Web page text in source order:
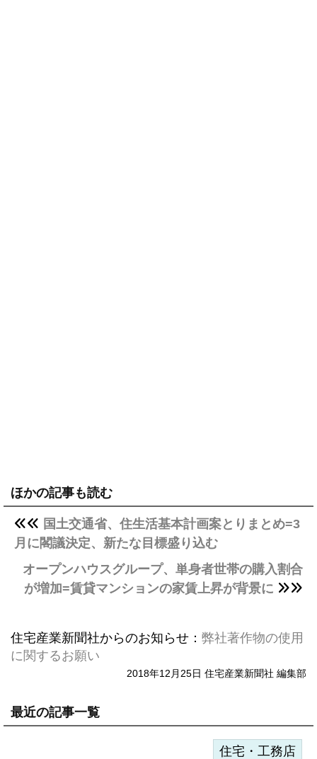
ほかの記事も読む
国土交通省、住生活基本計画案とりまとめ=3
月に閣議決定、新たな目標盛り込む
オープンハウスグループ、単身者世帯の購入割合
が増加=賃貸マンションの家賃上昇が背景に
住宅産業新聞社からのお知らせ： 弊社著作物の使用
に関するお願い
2018年12月25日 住宅産業新聞社 編集部
最近の記事一覧
住宅・工務店